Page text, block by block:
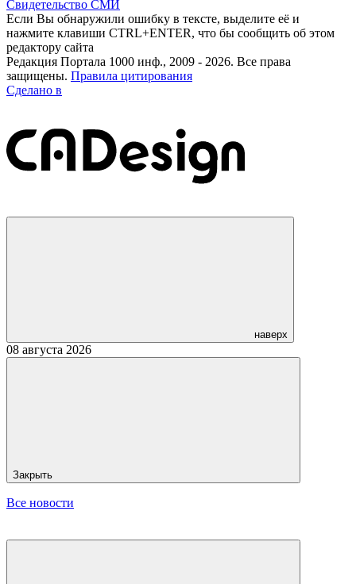
Свидетельство СМИ
Если Вы обнаружили ошибку в тексте, выделите её и
нажмите клавиши CTRL+ENTER, что бы сообщить об этом
редактору сайта
Редакция Портала 1000 инф., 2009 - 2026. Все права
защищены. Правила цитирования
Сделано в
наверх
08 августа 2026
Закрыть
Все новости